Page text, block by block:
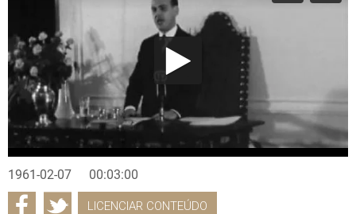
1961-02-07 00:03:00
LICENCIAR CONTEÚDO